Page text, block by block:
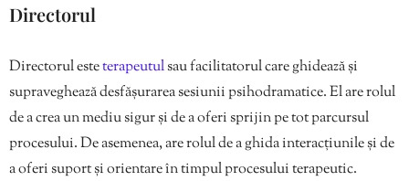
Directorul
Directorul esteterapeutulsau facilitatorul care ghidează și
supraveghează desfășurarea sesiunii psihodramatice. El are rolul
de a crea un mediu sigur și de a oferi sprijin pe tot parcursul
procesului. De asemenea, are rolul de a ghida interacțiunile și de
a oferi suport și orientare în timpul procesului terapeutic.